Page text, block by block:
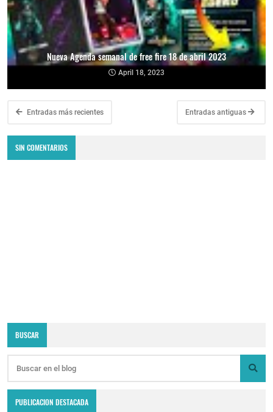
Nueva Agenda semanal de free fire 18 de abril 2023
April 18, 2023
Entradas más recientes Entradas antiguas
SIN COMENTARIOS
BUSCAR
PUBLICACION DESTACADA